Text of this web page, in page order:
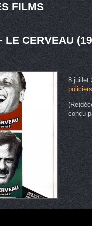
FILMS
LE CERVEAU
8 juillet
policiers
conçu